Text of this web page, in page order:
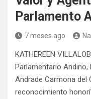
Parlamento
7 meses ago
KATHEREEN
Parlamentario Andino,
Andrade Carmona del
reconocimiento